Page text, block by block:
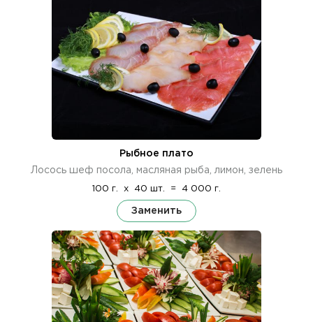
Рыбное плато
Лосось шеф посола, масляная рыба, лимон, зелень
100 г. x 40 шт. = 4 000 г.
Заменить